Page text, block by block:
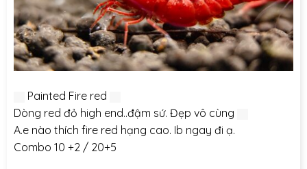
Painted Fire red
Dòng red đỏ high end..đậm sứ. Đẹp vô cùng
A.e nào thích fire red hạng cao. Ib ngay đi ạ.
Combo 10 +2 / 20+5